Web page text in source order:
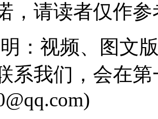
，请读者仅作
：视频、图文
系我们，会在